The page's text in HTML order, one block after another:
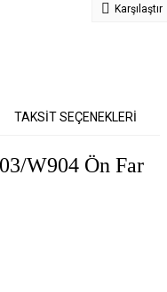
Karşılaştır
TAKSİT SEÇENEKLERİ
W904 Ön Far
yapın!
kullanarak tarafımıza